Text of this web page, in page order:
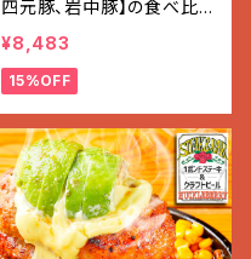
四元豚、岩中豚】の食べ比セ
ット(焼き肉用セット 1.5kg)
¥8,483
15%OFF